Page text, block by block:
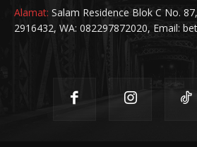
Alamat: Salam Residence Blok C No.
2916432, WA: 082297872020, Email: